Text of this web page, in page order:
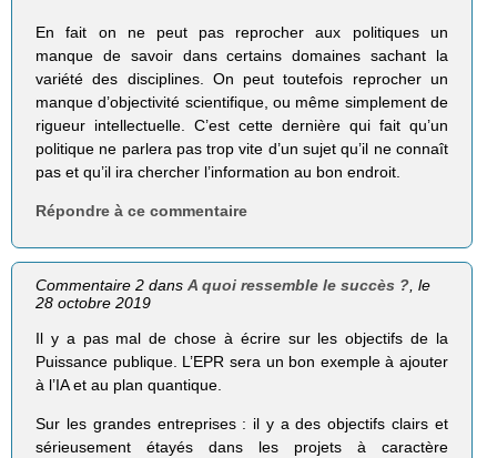
En fait on ne peut pas reprocher aux politiques un
manque de savoir dans certains domaines sachant la
variété des disciplines. On peut toutefois reprocher un
manque d’objectivité scientifique, ou même simplement de
rigueur intellectuelle. C’est cette dernière qui fait qu’un
politique ne parlera pas trop vite d’un sujet qu’il ne connaît
pas et qu’il ira chercher l’information au bon endroit.
Répondre à ce commentaire
Commentaire 2 dansA quoi ressemble le succès ? , le
28 octobre 2019
Il y a pas mal de chose à écrire sur les objectifs de la
Puissance publique. L’EPR sera un bon exemple à ajouter
à l’IA et au plan quantique.
Sur les grandes entreprises : il y a des objectifs clairs et
sérieusement étayés dans les projets à caractère